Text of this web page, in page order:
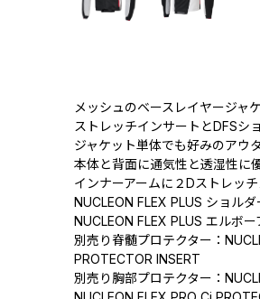
メッシュのベースレイヤージャ
ストレッチインサートとDFSシ
ジャケット単体でも好みのアウ
本体と背面に通気性と透湿性に
インナーアームに２Dストレッチ
NUCLEON FLEX PLUS ショル
NUCLEON FLEX PLUS エルボ
別売り脊髄プロテクター：
PROTECTOR INSERT
別売り胸部プロテクター：